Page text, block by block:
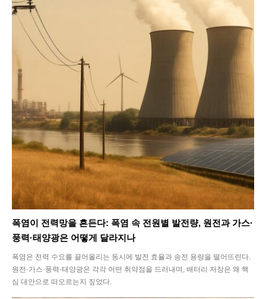
Climate
Energy
Food
Health
Life
Interview
Article
Tech
폭염이 전력망을 흔든다: 폭염 속 전원별 발전량, 원전과 가스·
풍력·태양광은 어떻게 달라지나
폭염은 전력 수요를 끌어올리는 동시에 발전 효율과 송전 용량을 떨어뜨린다.
원전·가스·풍력·태양광은 각각 어떤 취약점을 드러내며, 배터리 저장은 왜 핵
심 대안으로 떠오르는지 짚었다.